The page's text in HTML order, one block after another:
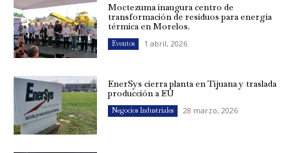
Moctezuma inaugura centro de
transformación de residuos para energía
térmica en Morelos.
Eventos 1 abril, 2026
EnerSys cierra planta en Tijuana y traslada
producción a EU
Negocios Industriales 28 marzo, 2026